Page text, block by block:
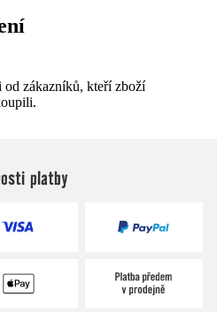
od zákazníků, kteří zboží
platby